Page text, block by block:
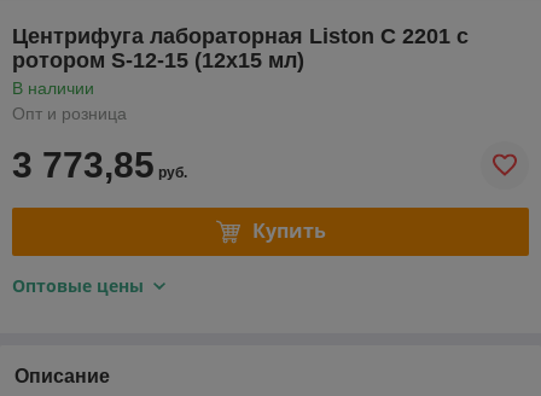
Центрифуга лабораторная Liston C 2201 c
ротором S-12-15 (12х15 мл)
В наличии
Опт и розница
3 773,85 руб.
Купить
Оптовые цены
Описание